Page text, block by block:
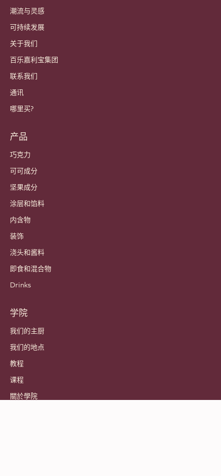
潮流与灵感
可持续发展
关于我们
百乐嘉利宝集团
联系我们
通讯
哪里买?
产品
巧克力
可可成分
坚果成分
涂层和馅料
内含物
装饰
浇头和酱料
即食和混合物
Drinks
学院
我们的主厨
我们的地点
教程
课程
關於學院